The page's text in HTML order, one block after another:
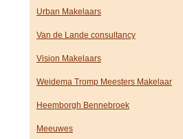
Urban Makelaars
Van de Lande consultancy
Vision Makelaars
Weidema Tromp Meesters Makelaar
Heemborgh Bennebroek
Meeuwes